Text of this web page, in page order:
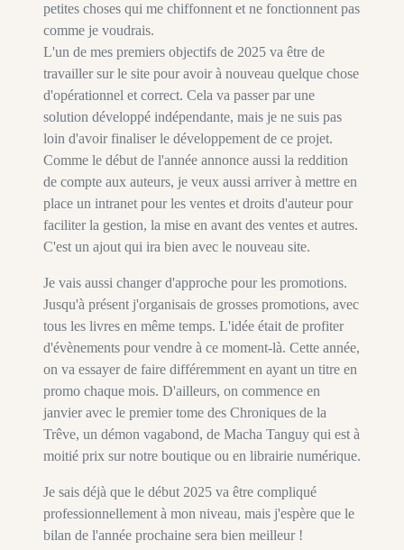
petites choses qui me chiffonnent et ne fonctionnent pas
comme je voudrais.
L'un de mes premiers objectifs de 2025 va être de
travailler sur le site pour avoir à nouveau quelque chose
d'opérationnel et correct. Cela va passer par une
solution développé indépendante, mais je ne suis pas
loin d'avoir finaliser le développement de ce projet.
Comme le début de l'année annonce aussi la reddition
de compte aux auteurs, je veux aussi arriver à mettre en
place un intranet pour les ventes et droits d'auteur pour
faciliter la gestion, la mise en avant des ventes et autres.
C'est un ajout qui ira bien avec le nouveau site.
Je vais aussi changer d'approche pour les promotions.
Jusqu'à présent j'organisais de grosses promotions, avec
tous les livres en même temps. L'idée était de profiter
d'évènements pour vendre à ce moment-là. Cette année,
on va essayer de faire différemment en ayant un titre en
promo chaque mois. D'ailleurs, on commence en
janvier avec le premier tome des Chroniques de la
Trêve, un démon vagabond, de Macha Tanguy qui est à
moitié prix sur notre boutique ou en librairie numérique.
Je sais déjà que le début 2025 va être compliqué
professionnellement à mon niveau, mais j'espère que le
bilan de l'année prochaine sera bien meilleur !